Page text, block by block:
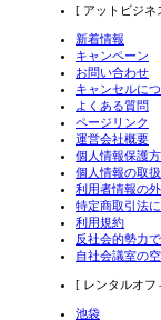
[ アットビジネ
新着情報
キャンペーン
お問い合わせ
キャンセルに
よくある質問
ページリンク
運営会社概要
個人情報保護
個人情報の取
利用者情報の
特定商取引法
利用規約
反社会的勢力
自社会議室の
[ レンタルオフ
池袋